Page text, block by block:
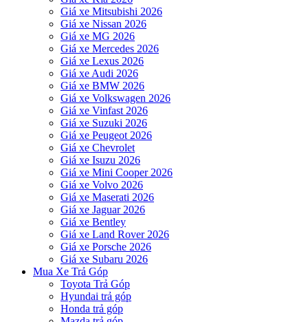
Giá xe Mitsubishi 2026
Giá xe Nissan 2026
Giá xe MG 2026
Giá xe Mercedes 2026
Giá xe Lexus 2026
Giá xe Audi 2026
Giá xe BMW 2026
Giá xe Volkswagen 2026
Giá xe Vinfast 2026
Giá xe Suzuki 2026
Giá xe Peugeot 2026
Giá xe Chevrolet
Giá xe Isuzu 2026
Giá xe Mini Cooper 2026
Giá xe Volvo 2026
Giá xe Maserati 2026
Giá xe Jaguar 2026
Giá xe Bentley
Giá xe Land Rover 2026
Giá xe Porsche 2026
Giá xe Subaru 2026
Mua Xe Trả Góp
Toyota Trả Góp
Hyundai trả góp
Honda trả góp